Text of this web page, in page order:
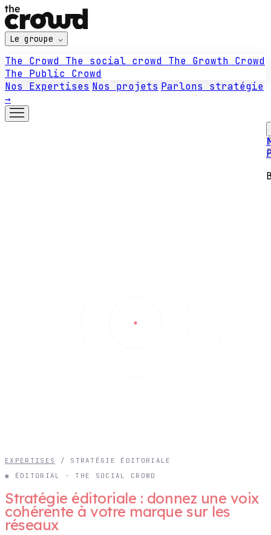
Le groupe
The Crowd The social crowd The Growth Crowd
The Public Crowd
Nos Expertises Nos projets Parlons stratégie
→
EXPERTISES /
STRATÉGIE ÉDITORIALE
◉ ÉDITORIAL · THE SOCIAL CROWD
Stratégie éditoriale : donnez une voix
cohérente à votre marque sur les
réseaux